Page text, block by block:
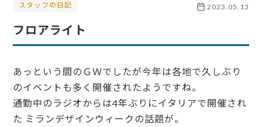
スタッフの日記 2023.05.13
フロアライト
あっという間のＧＷでしたが今年は各地で久しぶり
のイベントも多く開催されたようですね。
通勤中のラジオからは4年ぶりにイタリアで開催され
た ミランデザインウィークの話題が。